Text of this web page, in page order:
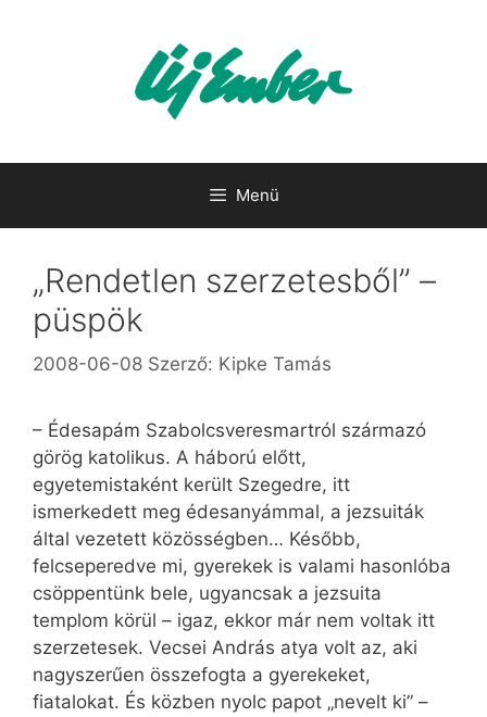
Menü
„Rendetlen szerzetesből” –
püspök
2008-06-08 Szerző: Kipke Tamás
– Édesapám Szabolcsveresmartról származó
görög katolikus. A háború előtt,
egyetemistaként került Szegedre, itt
ismerkedett meg édesanyámmal, a jezsuiták
által vezetett közösségben… Később,
felcseperedve mi, gyerekek is valami hasonlóba
csöppentünk bele, ugyancsak a jezsuita
templom körül – igaz, ekkor már nem voltak itt
szerzetesek. Vecsei András atya volt az, aki
nagyszerűen összefogta a gyerekeket,
fiatalokat. És közben nyolc papot „nevelt ki” –